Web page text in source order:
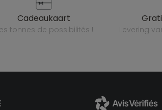
cadeaukaart
des tonnes de possibilités ! levering